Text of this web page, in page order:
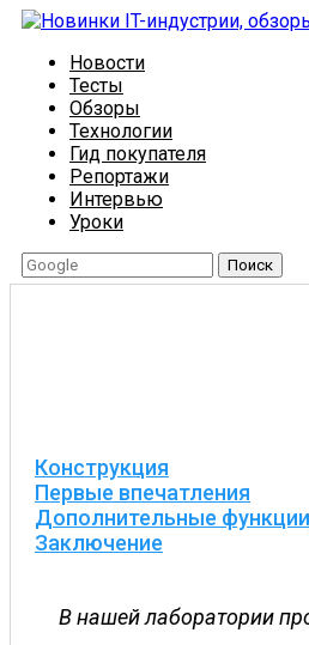
Новости
Тесты
Обзоры
Технологии
Гид покупателя
Репортажи
Интервью
Уроки
Поиск
Конструкция
Первые впечатления
Дополнительные функции
Заключение
В нашей лаборатории